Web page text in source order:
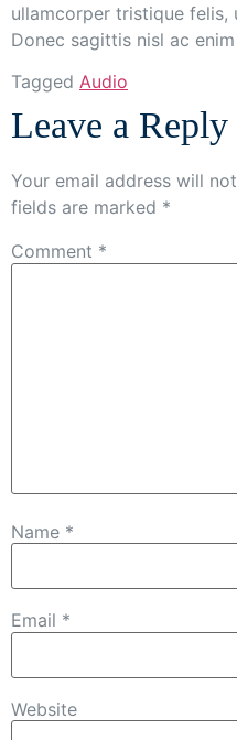
ullamcorper tristique
Donec sagittis nisl ac
Tagged Audio
Leave a Reply
Your email address will
fields are marked *
Comment *
Name *
Email *
Website